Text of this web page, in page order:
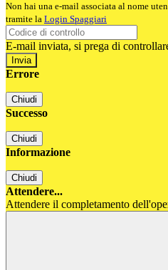
Non hai una e-mail associata al nome
tramite la Login Spaggiari
E-mail inviata, si prega di
Errore
Chiudi
Successo
Chiudi
Informazione
Chiudi
Attendere...
Attendere il completamento